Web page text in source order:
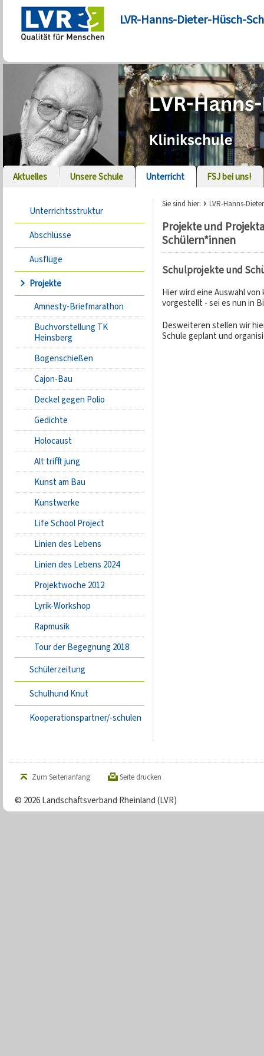
LVR-Hanns-Dieter-Hüsch-
Aktuelles Unsere Schule Unterricht FSJ bei uns!
Unterrichtsstruktur
Abschlüsse
Ausflüge
Projekte
Amnesty-Briefmarathon
Buchvorstellung TK
Heinsberg
Bogenschießen
Cajon-Bau
Deckel gegen Polio
Gedichte
Holocaust
Alt trifft jung
Kunst am Bau
Kunstwerke
Life School Project
Linien des Lebens
Linien des Lebens 2024
Projektwoche 2012
Lyrik-Workshop
Rapmusik
Tour der Begegnung 2018
Schülerzeitung
Schulhund Knut
Kooperationspartner/-schulen
Sie sind hier: LVR-Hanns-
Projekte und
Schülern*innen
Schulprojekte und
Hier wird eine Auswahl
vorgestellt - sei es nun in
Desweiteren stellen wir
Schule geplant und
Zum Seitenanfang Seite drucken
© 2026 Landschaftsverband Rheinland (LVR)